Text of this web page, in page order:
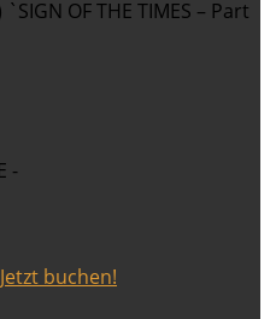
Jetzt buchen!